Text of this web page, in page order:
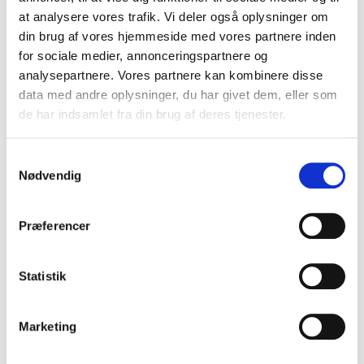
at analysere vores trafik. Vi deler også oplysninger om
din brug af vores hjemmeside med vores partnere inden
for sociale medier, annonceringspartnere og
analysepartnere. Vores partnere kan kombinere disse
data med andre oplysninger, du har givet dem, eller som
de har indsamlet fra din brug af deres tjenester.
Nødvendig
Præferencer
Statistik
Marketing
VIS PRODUKT